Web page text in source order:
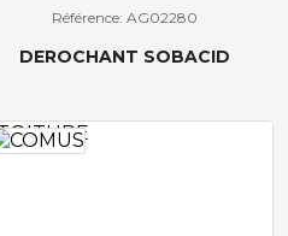
Référence: AG02280
DEROCHANT SOBACID